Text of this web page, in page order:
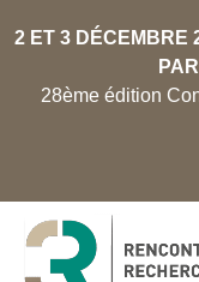
2 ET 3 DÉCEMBRE
28ème édition